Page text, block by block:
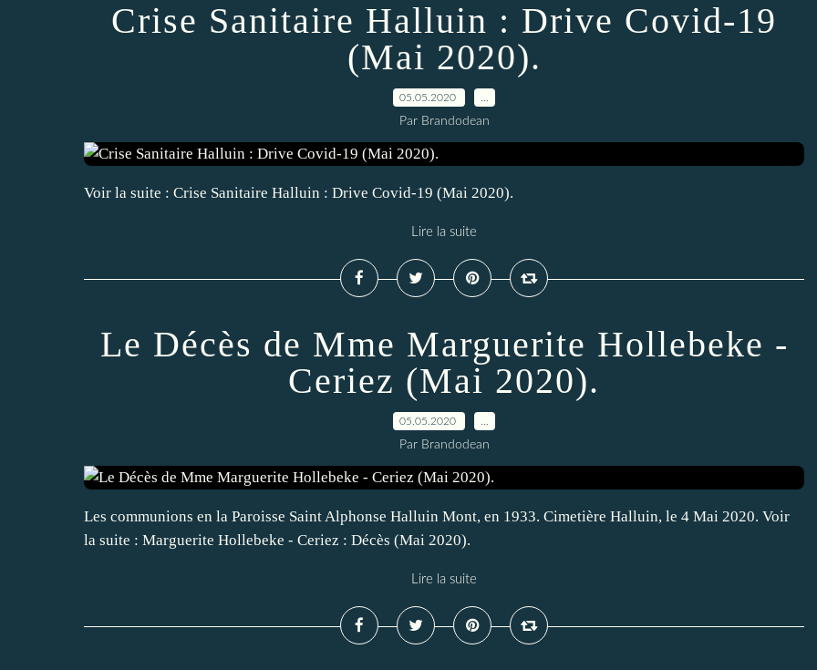
Crise Sanitaire Halluin : Drive Covid-19
(Mai 2020).
05.05.2020
Par Brandodean
Voir la suite : Crise Sanitaire Halluin : Drive Covid-19 (Mai 2020).
Lire la suite
Le Décès de Mme Marguerite Hollebeke -
Ceriez (Mai 2020).
05.05.2020
Par Brandodean
Les communions en la Paroisse Saint Alphonse Halluin Mont, en 1933. Cimetière Halluin, le 4 Mai 2020. Voir
la suite : Marguerite Hollebeke - Ceriez : Décès (Mai 2020).
Lire la suite